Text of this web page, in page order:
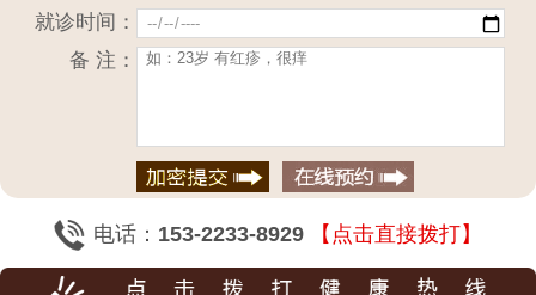
就诊时间：
备 注：
电话： 153-2233-8929 【点击直接拨打】